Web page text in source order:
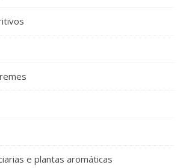
e plantas aromáticas